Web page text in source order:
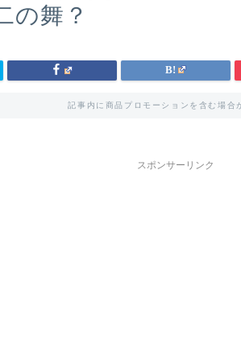
の舞？
記事内に商品プロモーションを含む場合
スポンサーリンク